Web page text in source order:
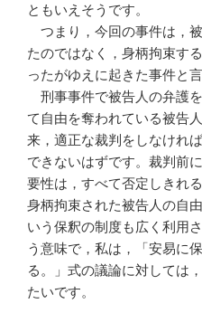
ともいえそうです。
つまり，今回の事件は，
たのではなく，身柄拘束す
ったがゆえに起きた事件と
刑事事件で被告人の弁護
て自由を奪われている被告
来，適正な裁判をしなけれ
できないはずです。裁判前
要性は，すべて否定しきれ
身柄拘束された被告人の自
いう保釈の制度も広く利用
う意味で，私は，「安易に
る。」式の議論に対しては
たいです。